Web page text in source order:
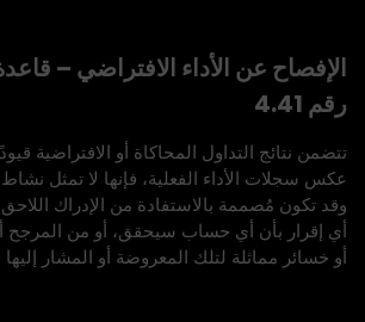
رقم 4.41
تتضمن نتائج التداول المحاكاة أو الافتراضية
عكس سجلات الأداء الفعلية، فإنها لا تمثل نشاط
وقد تكون مُصممة بالاستفادة من الإدراك اللاحق.
أي إقرار بأن أي حساب سيحقق، أو من المرجح
أو خسائر مماثلة لتلك المعروضة أو المشار